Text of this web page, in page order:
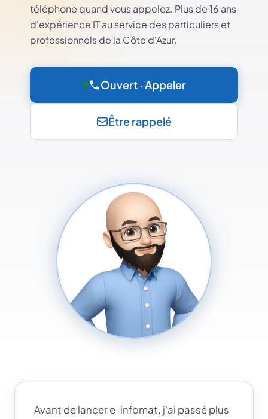
téléphone quand vous appelez. Plus de 16 ans
d'expérience IT au service des particuliers et
professionnels de la Côte d'Azur.
Ouvert · Appeler
Être rappelé
Avant de lancer e-infomat, j'ai passé plus